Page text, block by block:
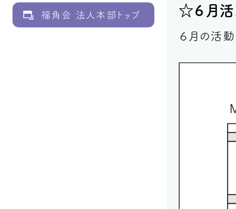
福角会 法人本部トップ ☆６月
６月の活